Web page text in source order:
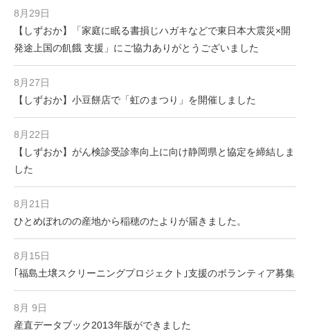
8月29日
【しずおか】「家庭に眠る書損じハガキなどで東日本大震災×開
発途上国の飢餓 支援」にご協力ありがとうございました
8月27日
【しずおか】小豆餅店で「虹のまつり」を開催しました
8月22日
【しずおか】がん検診受診率向上に向け静岡県と協定を締結しま
した
8月21日
ひとめぼれのの産地から稲穂のたよりが届きました。
8月15日
｢福島土壌スクリーニングプロジェクト｣支援のボランティア募集
8月 9日
産直データブック2013年版ができました